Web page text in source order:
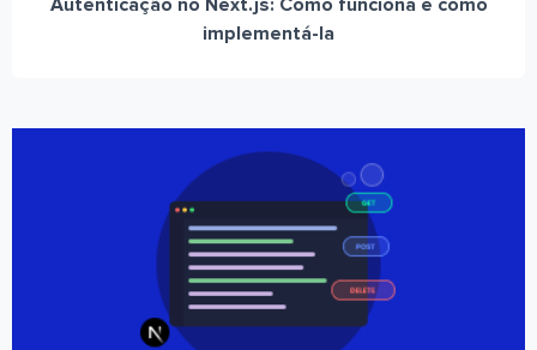
Autenticação no Next.js: Como funciona e como
implementá-la